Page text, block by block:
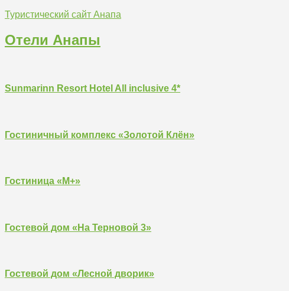
Туристический сайт Анапа
Отели Анапы
Sunmarinn Resort Hotel All inclusive 4*
Гостиничный комплекс «Золотой Клён»
Гостиница «М+»
Гостевой дом «На Терновой 3»
Гостевой дом «Лесной дворик»